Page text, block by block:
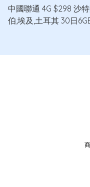
中國聯通 4G $298 沙
伯,埃及,土耳其 30日